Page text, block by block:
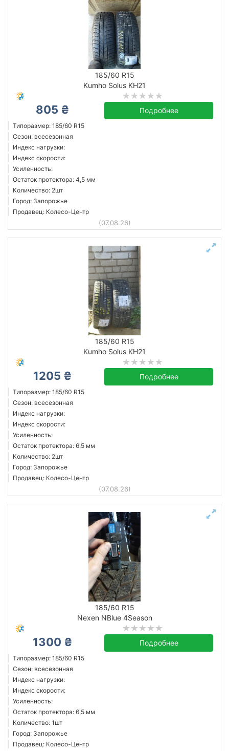
185/60 R15
Kumho Solus KH21
805 ₴ Подробнее
Типоразмер: 185/60 R15
Сезон: всесезонная
Индекс нагрузки:
Индекс скорости:
Усиленность:
Остаток протектора: 4,5 мм
Количество: 2шт
Город: Запорожье
Продавец: Колесо-Центр
(07.08.26)
185/60 R15
Kumho Solus KH21
1205 ₴ Подробнее
Типоразмер: 185/60 R15
Сезон: всесезонная
Индекс нагрузки:
Индекс скорости:
Усиленность:
Остаток протектора: 6,5 мм
Количество: 2шт
Город: Запорожье
Продавец: Колесо-Центр
(07.08.26)
185/60 R15
Nexen NBlue 4Season
1300 ₴ Подробнее
Типоразмер: 185/60 R15
Сезон: всесезонная
Индекс нагрузки:
Индекс скорости:
Усиленность:
Остаток протектора: 6,5 мм
Количество: 1шт
Город: Запорожье
Продавец: Колесо-Центр